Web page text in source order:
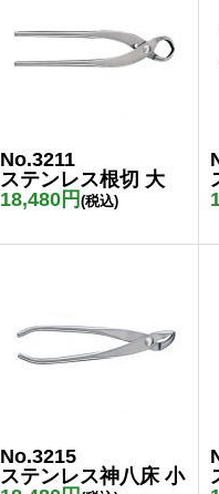
No.3211
ステンレス根切 大
18,480円 (税込)
No.3215
ステンレス神八床 小